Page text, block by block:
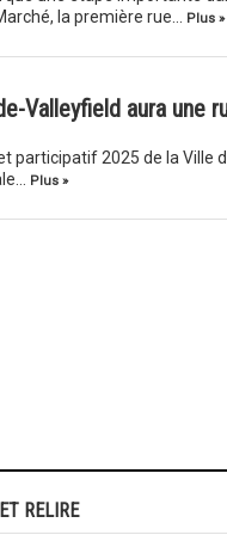
la première rue…
Plus »
Valleyfield aura une
participatif 2025 de la Ville
Plus »
RELIRE